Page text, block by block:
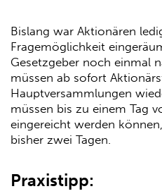
Bislang war Aktionären
Fragemöglichkeit
Gesetzgeber noch einmal
müssen ab sofort
Hauptversammlungen
müssen bis zu einem Tag
eingereicht werden
bisher zwei Tagen.
Praxistipp: